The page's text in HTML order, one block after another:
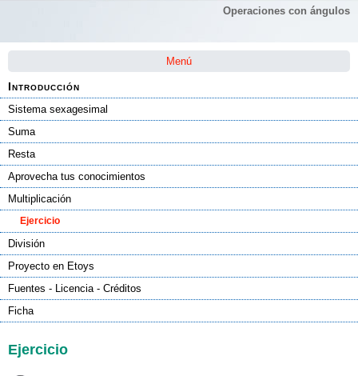
Saltar la navegación
Operaciones con ángulos
Menú
Introducción
Sistema sexagesimal
Suma
Resta
Aprovecha tus conocimientos
Multiplicación
Ejercicio
División
Proyecto en Etoys
Fuentes - Licencia - Créditos
Ficha
Ejercicio